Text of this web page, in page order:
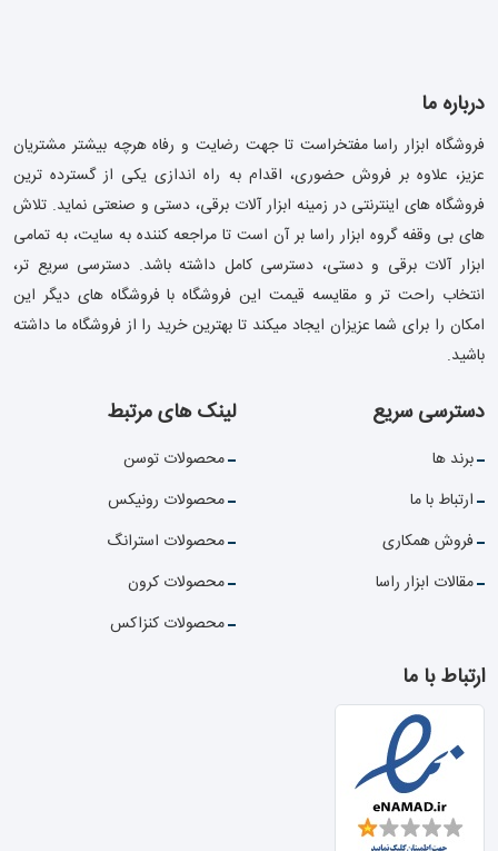
درباره ما
فروشگاه ابزار راسا مفتخراست تا جهت رضایت و رفاه هرچه بیشتر مشتریان
عزیز، علاوه بر فروش حضوری، اقدام به راه اندازی یکی از گسترده ترین
فروشگاه های اینترنتی در زمینه ابزار آلات برقی، دستی و صنعتی نماید. تلاش
های بی وقفه گروه ابزار راسا بر آن است تا مراجعه کننده به سایت، به تمامی
ابزار آلات برقی و دستی، دسترسی کامل داشته باشد. دسترسی سریع تر،
انتخاب راحت تر و مقایسه قیمت این فروشگاه با فروشگاه های دیگر این
امکان را برای شما عزیزان ایجاد میکند تا بهترین خرید را از فروشگاه ما داشته
باشید.
دسترسی سریع
برند ها
ارتباط با ما
فروش همکاری
مقالات ابزار راسا
لینک های مرتبط
محصولات توسن
محصولات رونیکس
محصولات استرانگ
محصولات کرون
محصولات کنزاکس
ارتباط با ما